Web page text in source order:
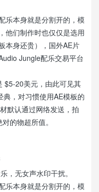
乐本身就是分割开的，模
他们制作时也仅仅是选用
本身还贵），国外AE片
Jungle配乐交易平台
$5-20美元，由此可见其
，对习惯使用AE模板的
默认通过网络发送，拍
的物超所值。
，无女声水印干扰。
乐本身就是分割开的，模